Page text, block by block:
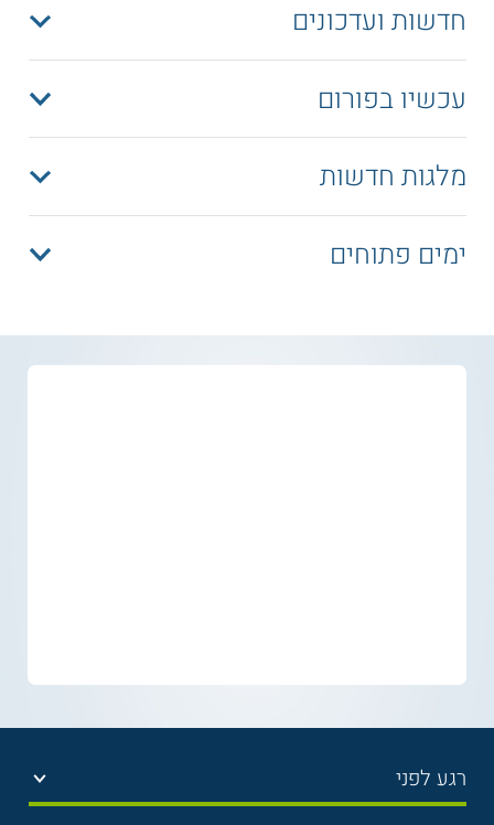
חדשות ועדכונים
עכשיו בפורום
מלגות חדשות
ימים פתוחים
רגע לפני